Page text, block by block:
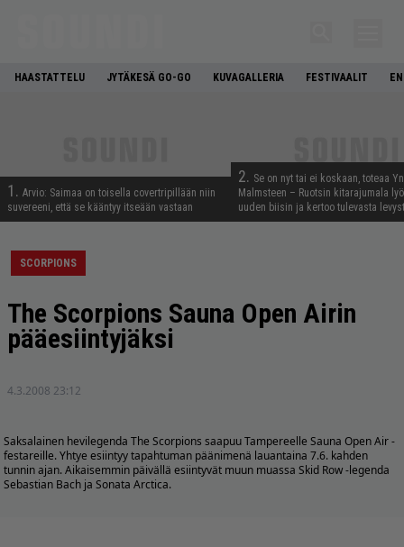
HAASTATTELU JYTÄKESÄ GO-GO KUVAGALLERIA FESTIVAALIT
1. Arvio: Saimaa on toisella covertripillään niin
suvereeni, että se kääntyy itseään vastaan
2. Se on nyt tai ei koskaan, toteaa
Malmsteen – Ruotsin kitarajumala
uuden biisin ja kertoo tulevasta
SCORPIONS
The Scorpions Sauna Open Airin
pääesiintyjäksi
4.3.2008 23:12
Saksalainen hevilegenda The Scorpions saapuu Tampereelle Sauna Open Air -
festareille. Yhtye esiintyy tapahtuman päänimenä lauantaina 7.6. kahden
tunnin ajan. Aikaisemmin päivällä esiintyvät muun muassa Skid Row -legenda
Sebastian Bach ja Sonata Arctica.